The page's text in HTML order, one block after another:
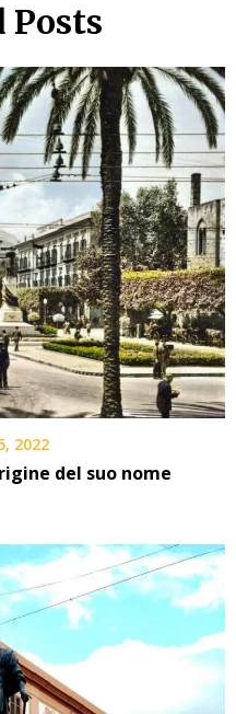
Posts
2022
del suo nome